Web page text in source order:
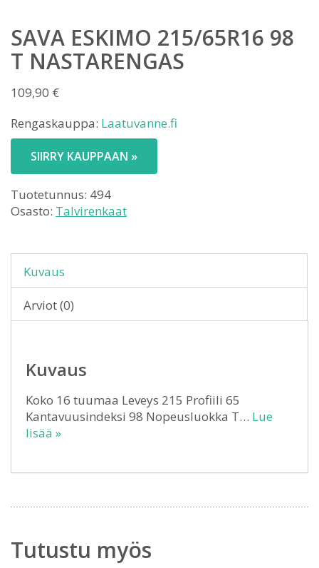
SAVA ESKIMO 215/65R16 98
T NASTARENGAS
109,90 €
Rengaskauppa: Laatuvanne.fi
SIIRRY KAUPPAAN »
Tuotetunnus: 494
Osasto: Talvirenkaat
Kuvaus
Arviot (0)
Kuvaus
Koko 16 tuumaa Leveys 215 Profiili 65
Kantavuusindeksi 98 Nopeusluokka T… Lue
lisää »
Tutustu myös